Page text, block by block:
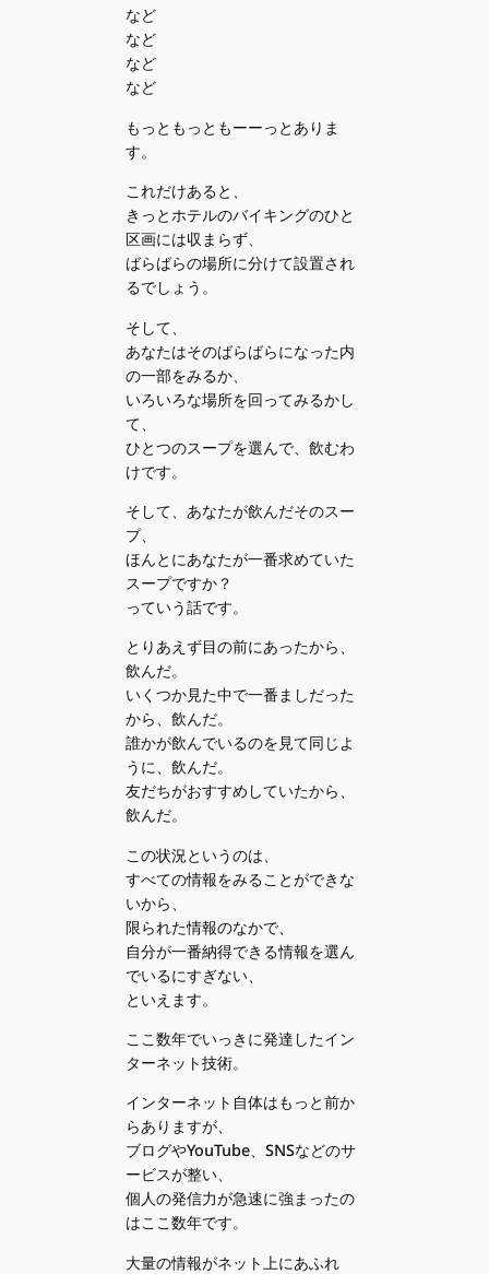
など
など
など
など
もっともっともーーっとありま
す。
これだけあると、
きっとホテルのバイキングのひと
区画には収まらず、
ばらばらの場所に分けて設置され
るでしょう。
そして、
あなたはそのばらばらになった内
の一部をみるか、
いろいろな場所を回ってみるかし
て、
ひとつのスープを選んで、飲むわ
けです。
そして、あなたが飲んだそのスー
プ、
ほんとにあなたが一番求めていた
スープですか？
っていう話です。
とりあえず目の前にあったから、
飲んだ。
いくつか見た中で一番ましだった
から、飲んだ。
誰かが飲んでいるのを見て同じよ
うに、飲んだ。
友だちがおすすめしていたから、
飲んだ。
この状況というのは、
すべての情報をみることができな
いから、
限られた情報のなかで、
自分が一番納得できる情報を選ん
でいるにすぎない、
といえます。
ここ数年でいっきに発達したイン
ターネット技術。
インターネット自体はもっと前か
らありますが、
ブログやYouTube、SNSなどのサ
ービスが整い、
個人の発信力が急速に強まったの
はここ数年です。
大量の情報がネット上にあふれ